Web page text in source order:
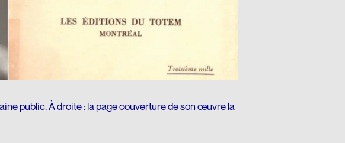
public. À droite : la page couverture de son œuvre la